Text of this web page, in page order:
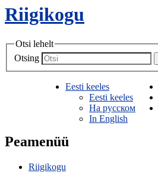
Riigikogu
Otsi lehelt
Otsing
Eesti keeles
Eesti keeles
На русском
In English
Peamenüü
Riigikogu